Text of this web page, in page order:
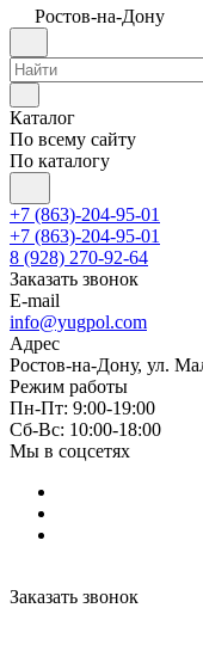
Ростов-на-Дону
Каталог
По всему сайту
По каталогу
+7 (863)-204-95-01
+7 (863)-204-95-01
8 (928) 270-92-64
Заказать звонок
E-mail
info@yugpol.com
Адрес
Ростов-на-Дону, ул.
Режим работы
Пн-Пт: 9:00-19:00
Cб-Вс: 10:00-18:00
Мы в соцсетях
Заказать звонок